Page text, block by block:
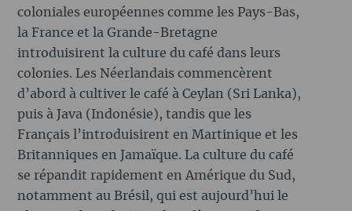
coloniales européennes comme les Pays-Bas,
la France et la Grande-Bretagne
introduisirent la culture du café dans leurs
colonies. Les Néerlandais commencèrent
d’abord à cultiver le café à Ceylan (Sri Lanka),
puis à Java (Indonésie), tandis que les
Français l’introduisirent en Martinique et les
Britanniques en Jamaïque. La culture du café
se répandit rapidement en Amérique du Sud,
notamment au Brésil, qui est aujourd’hui le